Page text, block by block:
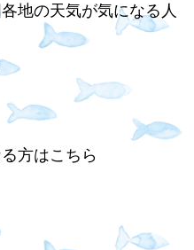
地の天気が気になる人
方はこちら